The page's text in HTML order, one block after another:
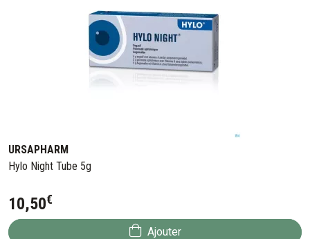
URSAPHARM
Hylo Night Tube 5g
10,50€
Ajouter